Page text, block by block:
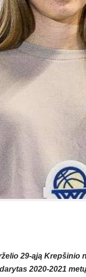
29-ąją Krepšinio
2020-2021